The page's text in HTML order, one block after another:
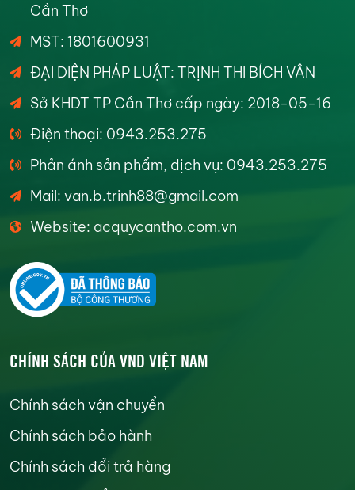
Cần Thơ
MST: 1801600931
ĐẠI DIỆN PHÁP LUẬT: TRỊNH THI BÍCH VÂN
Sở KHDT TP Cần Thơ cấp ngày: 2018-05-16
Điện thoại: 0943.253.275
Phản ánh sản phẩm, dịch vụ: 0943.253.275
Mail: van.b.trinh88@gmail.com
Website: acquycantho.com.vn
CHÍNH SÁCH CỦA VND VIỆT NAM
Chính sách vận chuyển
Chính sách bảo hành
Chính sách đổi trả hàng